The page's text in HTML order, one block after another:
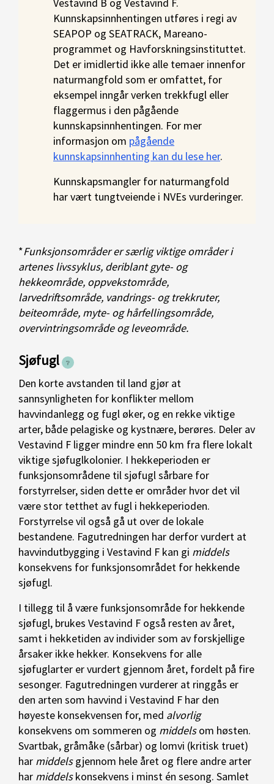
Kunnskapsinnhentingen utføres i regi av
SEAPOP og SEATRACK, Mareano-
programmet og Havforskningsinstituttet.
Det er imidlertid ikke alle temaer innenfor
naturmangfold som er omfattet, for
eksempel inngår verken trekkfugl eller
flaggermus i den pågående
kunnskapsinnhentingen. For mer
informasjon om pågående
kunnskapsinnhenting kan du lese her.
Kunnskapsmangler for naturmangfold
har vært tungtveiende i NVEs vurderinger.
*Funksjonsområder er særlig viktige områder i
artenes livssyklus, deriblant gyte- og
hekkeområde, oppvekstområde,
larvedriftsområde, vandrings- og trekkruter,
beiteområde, myte- og hårfellingsområde,
overvintringsområde og leveområde.
Sjøfugl
Den korte avstanden til land gjør at
sannsynligheten for konflikter mellom
havvindanlegg og fugl øker, og en rekke viktige
arter, både pelagiske og kystnære, berøres. Deler av
Vestavind F ligger mindre enn 50 km fra flere lokalt
viktige sjøfuglkolonier. I hekkeperioden er
funksjonsområdene til sjøfugl sårbare for
forstyrrelser, siden dette er områder hvor det vil
være stor tetthet av fugl i hekkeperioden.
Forstyrrelse vil også gå ut over de lokale
bestandene. Fagutredningen har derfor vurdert at
havvindutbygging i Vestavind F kan gi middels
konsekvens for funksjonsområdet for hekkende
sjøfugl.
I tillegg til å være funksjonsområde for hekkende
sjøfugl, brukes Vestavind F også resten av året,
samt i hekketiden av individer som av forskjellige
årsaker ikke hekker. Konsekvens for alle
sjøfuglarter er vurdert gjennom året, fordelt på fire
sesonger. Fagutredningen vurderer at ringgås er
den arten som havvind i Vestavind F har den
høyeste konsekvensen for, med alvorlig
konsekvens om sommeren og middelsom høsten.
Svartbak, gråmåke (sårbar) og lomvi (kritisk truet)
har middelsgjennom hele året og flere andre arter
har middelskonsekvens i minst én sesong. Samlet